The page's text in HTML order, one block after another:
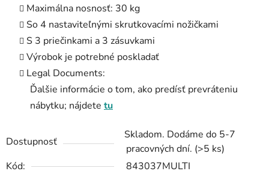
Maximálna nosnosť: 30 kg
So 4 nastaviteľnými skrutkovacími nožičkami
S 3 priečinkami a 3 zásuvkami
Výrobok je potrebné poskladať
Legal Documents:
Ďalšie informácie o tom, ako predísť prevráteniu
nábytku; nájdete tu
Dostupnosť
Skladom. Dodáme do 5-7
pracovných dní. (>5 ks)
Kód:
843037MULTI